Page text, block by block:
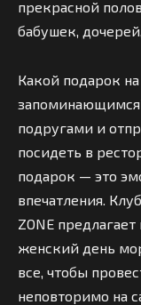
прекрасной
бабушек,
Какой подарок
подругами и
посидеть в
подарок — это
впечатления.
ZONE
женский день
все, чтобы
неповторимо на